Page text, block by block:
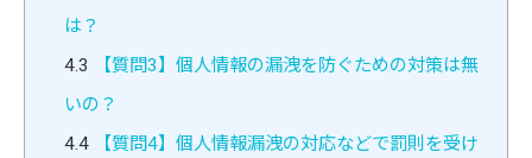
は？
4.3 【質問3】個人情報の漏洩を防ぐための対策は無
いの？
4.4【質問4】個人情報漏洩の対応などで罰則を受け